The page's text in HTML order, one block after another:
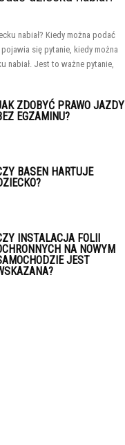
nabiał? Kiedy można podać
się pytanie, kiedy można
nabiał. Jest to ważne pytanie,
ZDOBYĆ PRAWO JAZDY
EGZAMINU?
BASEN HARTUJE
INSTALACJA FOLII
NA NOWYM
JEST